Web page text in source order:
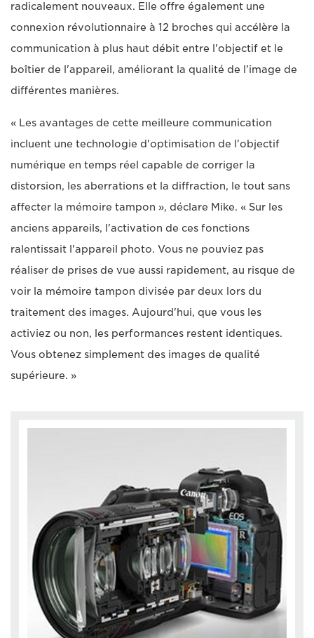
radicalement nouveaux. Elle offre également une
connexion révolutionnaire à 12 broches qui accélère la
communication à plus haut débit entre l'objectif et le
boîtier de l'appareil, améliorant la qualité de l'image de
différentes manières.
« Les avantages de cette meilleure communication
incluent une technologie d'optimisation de l'objectif
numérique en temps réel capable de corriger la
distorsion, les aberrations et la diffraction, le tout sans
affecter la mémoire tampon », déclare Mike. « Sur les
anciens appareils, l'activation de ces fonctions
ralentissait l'appareil photo. Vous ne pouviez pas
réaliser de prises de vue aussi rapidement, au risque de
voir la mémoire tampon divisée par deux lors du
traitement des images. Aujourd'hui, que vous les
activiez ou non, les performances restent identiques.
Vous obtenez simplement des images de qualité
supérieure. »